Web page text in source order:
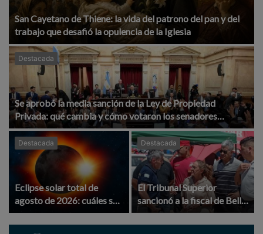
San Cayetano de Thiene: la vida del patrono del pan y del
trabajo que desafió la opulencia de la Iglesia
Destacada
Se aprobó la media sanción de la Ley de Propiedad
Privada: qué cambia y cómo votaron los senadores
cordobeses
Destacada
Eclipse solar total de
agosto de 2026: cuáles son
sus fases y dónde podrá
verse el fenómeno
Destacada
El Tribunal Superior
sancionó a la fiscal de Bell
Ville Isabel Reyna por
violencia laboral y